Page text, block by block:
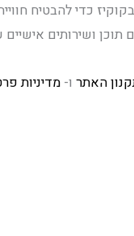
כדי להבטיח
ושירותים אישיים
האתר ו- מדיניות